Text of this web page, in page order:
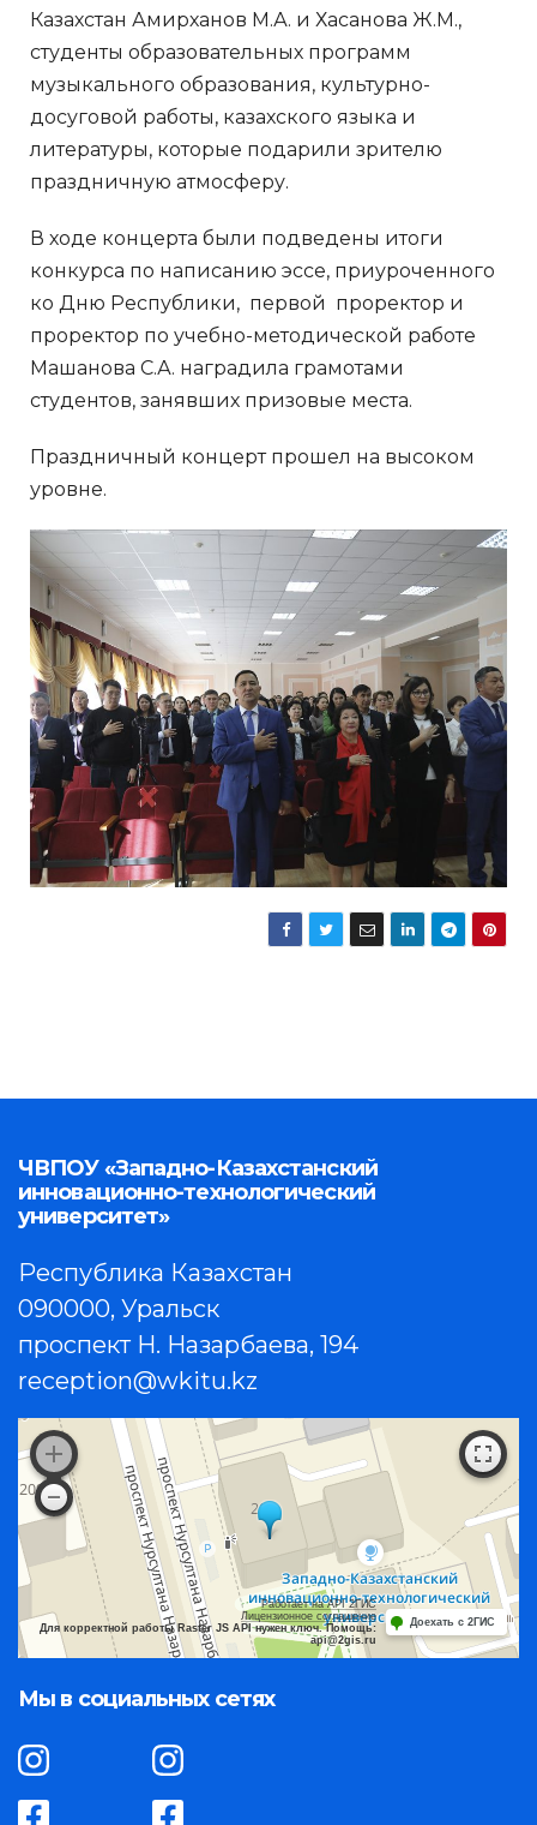
Казахстан Амирханов М.А. и Хасанова Ж.М.,
студенты образовательных программ
музыкального образования, культурно-
досуговой работы, казахского языка и
литературы, которые подарили зрителю
праздничную атмосферу.
В ходе концерта были подведены итоги
конкурса по написанию эссе, приуроченного
ко Дню Республики, первой проректор и
проректор по учебно-методической работе
Машанова С.А. наградила грамотами
студентов, занявших призовые места.
Праздничный концерт прошел на высоком
уровне.
ЧВПОУ «Западно-Казахстанский
инновационно-технологический
университет»
Республика Казахстан
090000, Уральск
проспект Н. Назарбаева, 194
reception@wkitu.kz
Работает на API 2ГИС
Лицензионное соглашение
Для корректной работы Raster JS API нужен ключ. Помощь:
api@2gis.ru
Доехать с 2ГИС
Мы в социальных сетях